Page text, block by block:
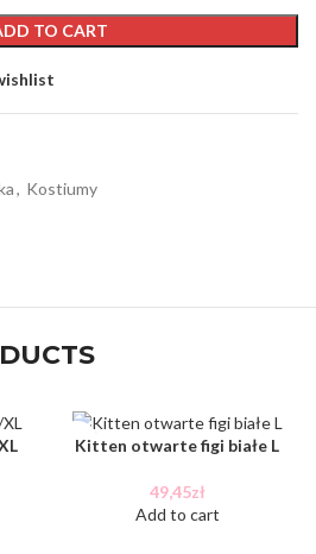
TO CART
, Kostiumy
Kitten otwarte figi białe L
49,45zł
Add to cart